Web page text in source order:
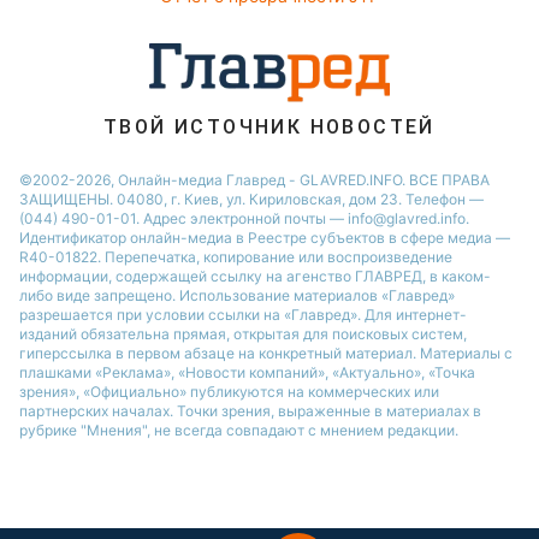
Советы от Андре Тана
ТВОЙ ИСТОЧНИК НОВОСТЕЙ
©2002-2026, Онлайн-медиа Главред - GLAVRED.INFO. ВСЕ ПРАВА
ЗАЩИЩЕНЫ. 04080, г. Киев, ул. Кириловская, дом 23. Телефон —
(044) 490-01-01. Адрес электронной почты — info@glavred.info.
Идентификатор онлайн-медиа в Реестре cубъектов в сфере медиа —
R40-01822. Перепечатка, копирование или воспроизведение
информации, содержащей ссылку на агенство ГЛАВРЕД, в каком-
либо виде запрещено. Использование материалов «Главред»
разрешается при условии ссылки на «Главред». Для интернет-
изданий обязательна прямая, открытая для поисковых систем,
гиперссылка в первом абзаце на конкретный материал. Материалы с
плашками «Реклама», «Новости компаний», «Актуально», «Точка
зрения», «Официально» публикуются на коммерческих или
партнерских началах. Точки зрения, выраженные в материалах в
рубрике "Мнения", не всегда совпадают с мнением редакции.